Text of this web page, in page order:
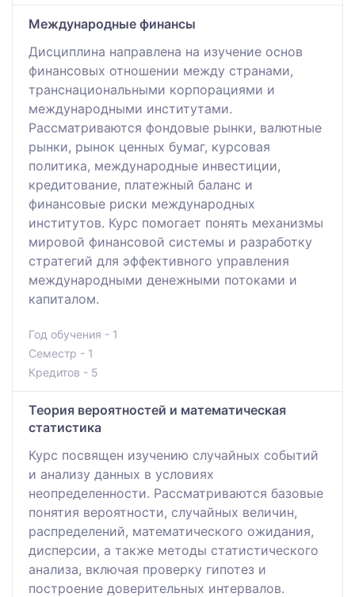
Международные финансы
Дисциплина направлена на изучение основ
финансовых отношении между странами,
транснациональными корпорациями и
международными институтами.
Рассматриваются фондовые рынки, валютные
рынки, рынок ценных бумаг, курсовая
политика, международные инвестиции,
кредитование, платежный баланс и
финансовые риски международных
институтов. Курс помогает понять механизмы
мировой финансовой системы и разработку
стратегий для эффективного управления
международными денежными потоками и
капиталом.
Год обучения - 1
Семестр - 1
Кредитов - 5
Теория вероятностей и математическая
статистика
Курс посвящен изучению случайных событий
и анализу данных в условиях
неопределенности. Рассматриваются базовые
понятия вероятности, случайных величин,
распределений, математического ожидания,
дисперсии, а также методы статистического
анализа, включая проверку гипотез и
построение доверительных интервалов.